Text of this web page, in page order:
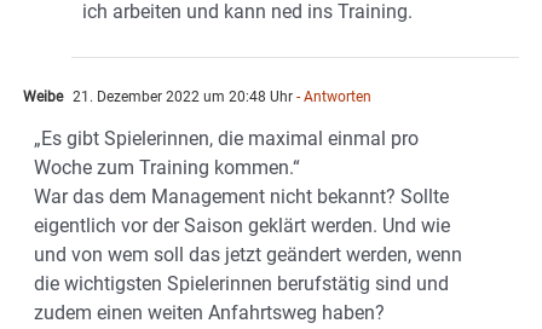
ich arbeiten und kann ned ins Training.
Weibe 21. Dezember 2022 um 20:48 Uhr - Antworten
„Es gibt Spielerinnen, die maximal einmal pro
Woche zum Training kommen.“
War das dem Management nicht bekannt? Sollte
eigentlich vor der Saison geklärt werden. Und wie
und von wem soll das jetzt geändert werden, wenn
die wichtigsten Spielerinnen berufstätig sind und
zudem einen weiten Anfahrtsweg haben?